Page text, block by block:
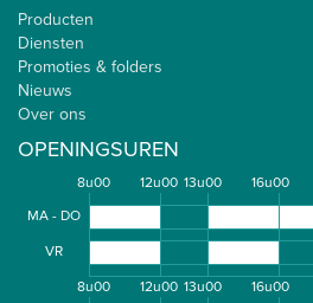
Producten
Diensten
Promoties & folders
Nieuws
Over ons
OPENINGSUREN
8u00 12u00 13u00 16u00
MA - DO
VR
8u00 12u00 13u00 16u00